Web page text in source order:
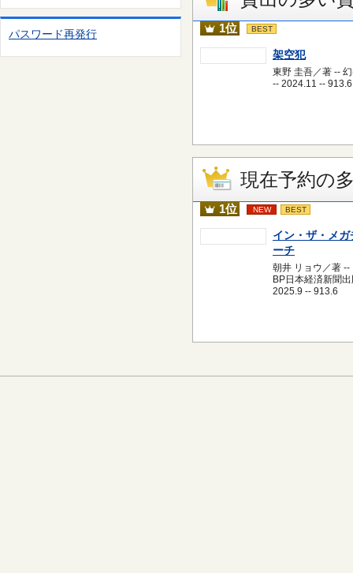
日
パスワード再発行 1位 BEST
架空犯
東野 圭吾／著 --
-- 2024.11 -- 913.6
現在予約の
1位 NEW BEST
イン・ザ・メガ
ーチ
朝井 リョウ／著 --
BP日本経済新聞
2025.9 -- 913.6